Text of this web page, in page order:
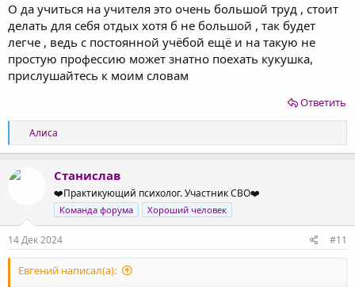
О да учиться на учителя это очень большой труд , стоит
делать для себя отдых хотя б не большой , так будет
легче , ведь с постоянной учёбой ещё и на такую не
простую профессию может знатно поехать кукушка,
прислушайтесь к моим словам
Ответить
Р
е
а
:
Алиса
Станислав
❤️Практикующий психолог. Участник СВО❤️
Команда форума Хороший человек
14 Дек 2024 #11
Евгений написал(а):